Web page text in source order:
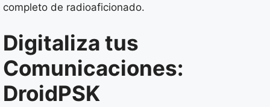
completo de radioaficionado.
Digitaliza tus
Comunicaciones:
DroidPSK